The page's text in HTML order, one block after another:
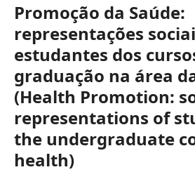
Promoção da Saúde:
representações
estudantes dos
graduação na área
(Health Promotion:
representations of
the undergraduate
health)